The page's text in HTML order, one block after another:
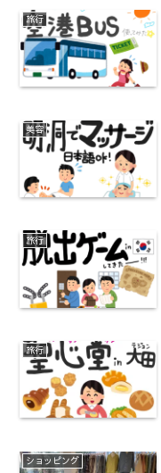
旅行
美容
旅行
旅行
ショッピング